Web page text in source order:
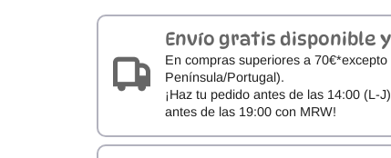
cantidad
Envío gratis disponible
En compras superiores a
Península/Portugal).
¡Haz tu pedido antes de las 14:00 (L-
antes de las 19:00 con MRW!